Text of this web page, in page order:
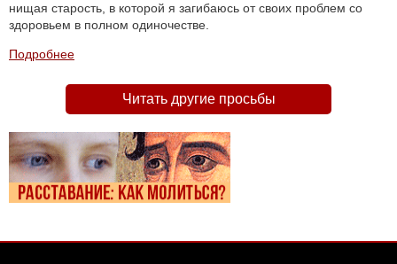
нищая старость, в которой я загибаюсь от своих проблем со
здоровьем в полном одиночестве.
Подробнее
Читать другие просьбы